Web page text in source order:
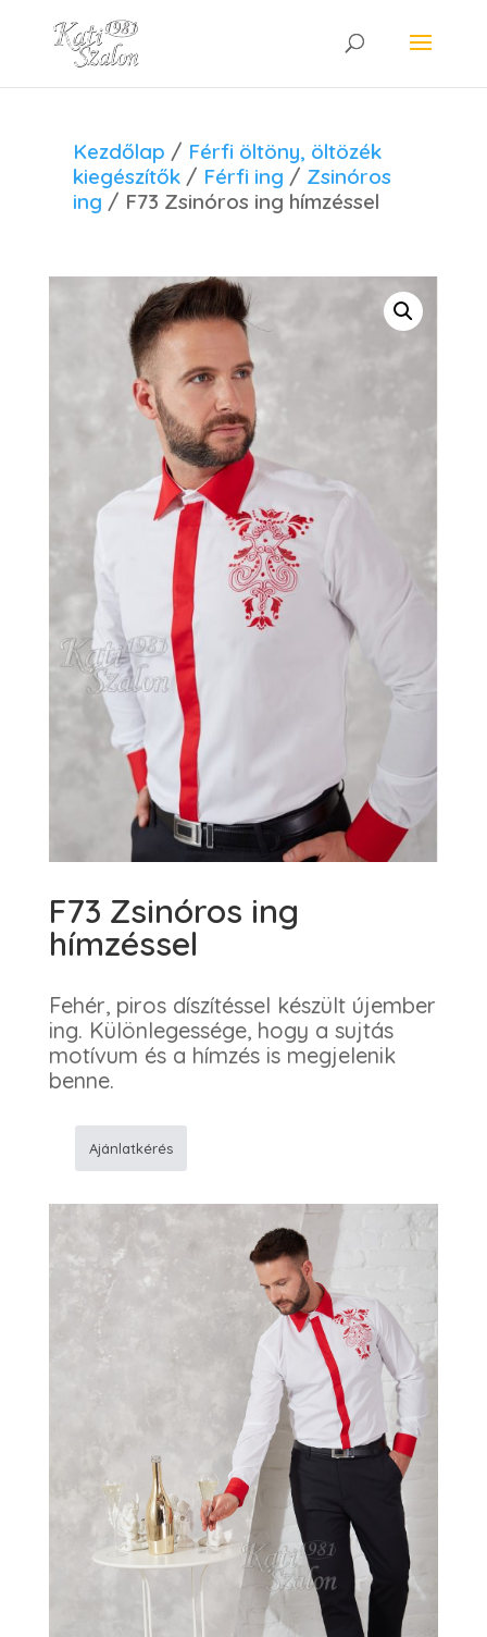
Kezdőlap / Férfi öltöny, öltözék
kiegészítők / Férfi ing / Zsinóros
ing / F73 Zsinóros ing hímzéssel
F73 Zsinóros ing
hímzéssel
Fehér, piros díszítéssel készült újember
ing. Különlegessége, hogy a sujtás
motívum és a hímzés is megjelenik
benne.
ing
mennyiség
Ajánlatkérés